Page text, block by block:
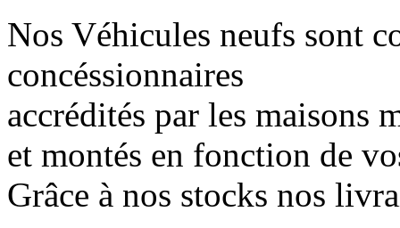
Nos Véhicules neufs sont
concéssionnaires
accrédités par les maisons
et montés en fonction de
Grâce à nos stocks nos